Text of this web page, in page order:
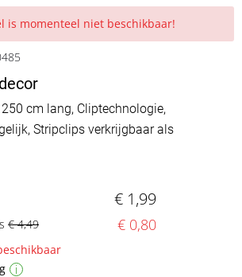
is momenteel niet beschikbaar!
cm lang, Cliptechnologie,
Stripclips verkrijgbaar als
€ 1,99
€ 4,49 € 0,80
i